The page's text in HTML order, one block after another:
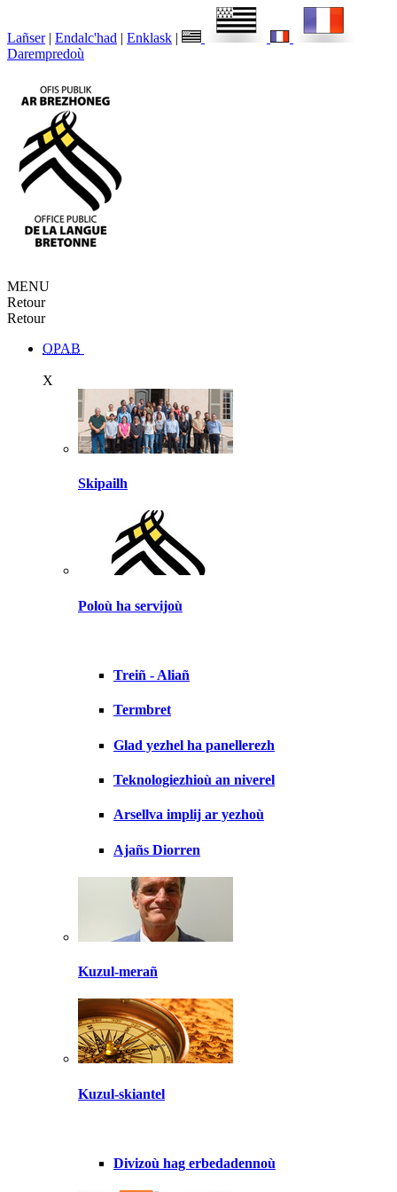
Lañser | Endalc'had | Enklask |
Darempredoù
MENU
Retour
Retour
OPAB
X
Skipailh
Poloù ha servijoù
Treiñ - Aliañ
Termbret
Glad yezhel ha panellerezh
Teknologiezhioù an niverel
Arsellva implij ar yezhoù
Ajañs Diorren
Kuzul-merañ
Kuzul-skiantel
Divizoù hag erbedadennoù